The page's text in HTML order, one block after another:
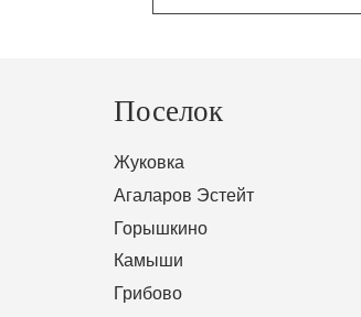
Поселок
Жуковка
Агаларов Эстейт
Горышкино
Камыши
Грибово